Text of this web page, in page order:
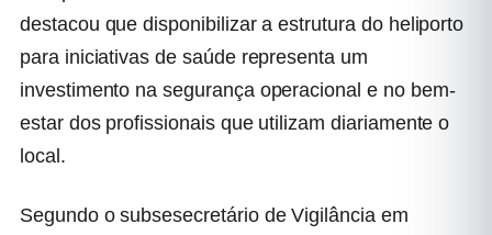
destacou que disponibilizar a estrutura do heliporto
para iniciativas de saúde representa um
investimento na segurança operacional e no bem-
estar dos profissionais que utilizam diariamente o
local.
Segundo o subsesecretário de Vigilância em